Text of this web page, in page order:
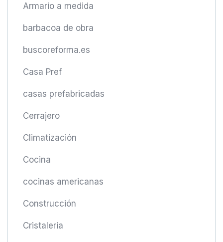
Armario a medida
barbacoa de obra
buscoreforma.es
Casa Pref
casas prefabricadas
Cerrajero
Climatización
Cocina
cocinas americanas
Construcción
Cristaleria